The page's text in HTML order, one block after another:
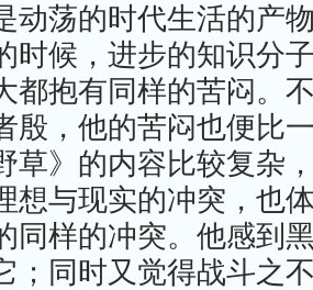
动荡的时代生活的产
时候，进步的知识分
都抱有同样的苦闷。
殷，他的苦闷也便比
草》的内容比较复杂
想与现实的冲突，也
同样的冲突。他感到
；同时又觉得战斗之